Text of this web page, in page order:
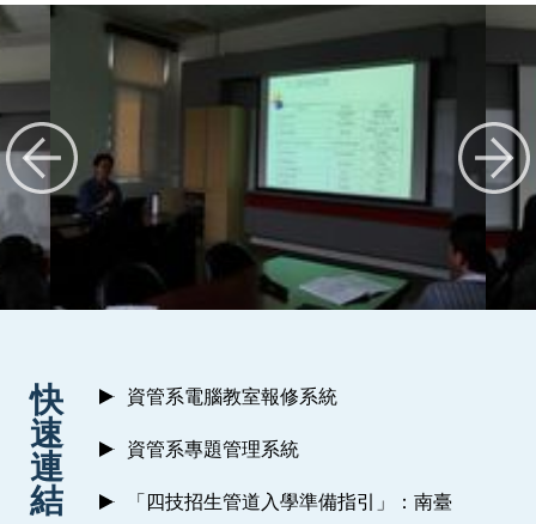
:::
快
速
連
結
資管系電腦教室報修系統
資管系專題管理系統
「四技招生管道入學準備指引」：南臺